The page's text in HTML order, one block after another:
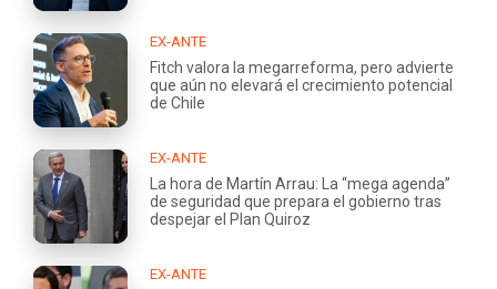
EX-ANTE
Fitch valora la megarreforma, pero advierte
que aún no elevará el crecimiento potencial
de Chile
EX-ANTE
La hora de Martín Arrau: La “mega agenda”
de seguridad que prepara el gobierno tras
despejar el Plan Quiroz
EX-ANTE